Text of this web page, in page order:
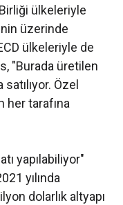
Birliği ülkeleriyle
üzerinde
ülkeleriyle de
"Burada üretilen
Özel
her tarafına
yapılabiliyor"
yılında
dolarlık altyapı